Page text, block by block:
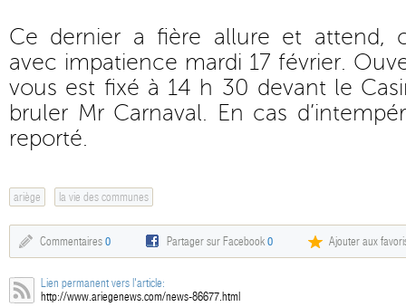
Ce dernier a fière allure et attend,
avec impatience mardi 17 février.
vous est fixé à 14 h 30 devant le
bruler Mr Carnaval. En cas
reporté.
ariège la vie des communes
Commentaires 0 Partager sur Facebook0 Ajouter aux
Lien permanent vers l'article:
http://www.ariegenews.com/news-86677.html